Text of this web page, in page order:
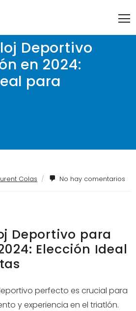
Deportivo
en 2024:
para
Colas / No hay comentarios
Deportivo para
Elección Ideal
perfecto es crucial para
y experiencia en el triatlón.